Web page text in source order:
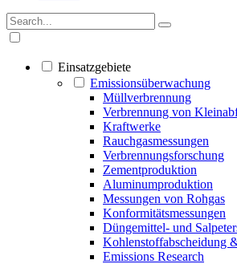
Einsatzgebiete
Emissionsüberwachung
Müllverbrennung
Verbrennung von
Kraftwerke
Rauchgasmessungen
Verbrennungsforschung
Zementproduktion
Aluminumproduktion
Messungen von Rohgas
Konformitätsmessungen
Düngemittel- und
Kohlenstoffabscheidung
Emissions Research